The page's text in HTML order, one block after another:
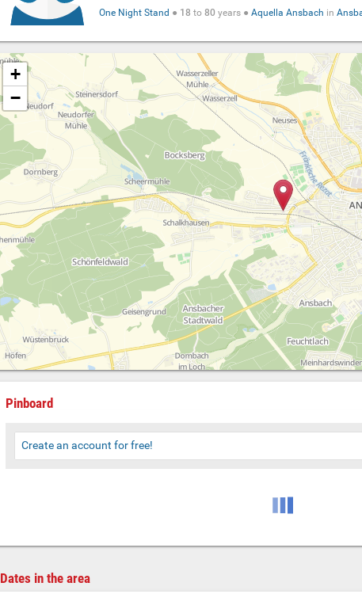
One Night Stand ● 18 to80 years ●Aquella Ansbach in
+
−
Pinboard
Create an account for free!
Dates in the area